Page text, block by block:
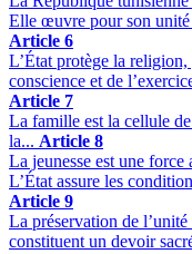
Elle œuvre pour son unité
Article 6
L’État protège la
conscience et de
Article 7
La famille est la cellule
la... Article 8
La jeunesse est une
L’État assure les
Article 9
La préservation de
constituent un devoir